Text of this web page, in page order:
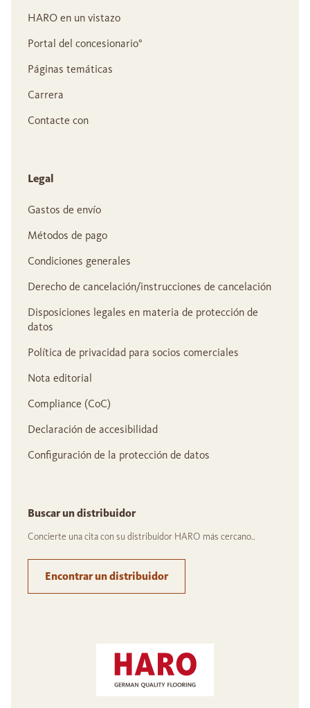
HARO en un vistazo
Portal del concesionario°
Páginas temáticas
Carrera
Contacte con
Legal
Gastos de envío
Métodos de pago
Condiciones generales
Derecho de cancelación/instrucciones de cancelación
Disposiciones legales en materia de protección de
datos
Política de privacidad para socios comerciales
Nota editorial
Compliance (CoC)
Declaración de accesibilidad
Configuración de la protección de datos
Buscar un distribuidor
Concierte una cita con su distribuidor HARO más cercano..
Encontrar un distribuidor